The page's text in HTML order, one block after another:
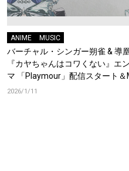
ANIME MUSIC
バーチャル・シンガー朔雀 & 導
『カヤちゃんはコワくない』エ
マ 「Playmour」配信スタート＆
開！
2026/1/11